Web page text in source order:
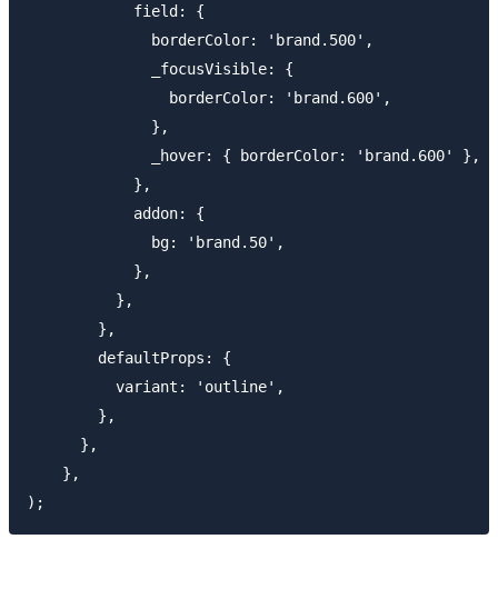
            field: {
              borderColor: 'brand.500',
              _focusVisible: {
                borderColor: 'brand.600',
              },
              _hover: { borderColor: 'brand.600' },
            },
            addon: {
              bg: 'brand.50',
            },
          },
        },
        defaultProps: {
          variant: 'outline',
        },
      },
    },